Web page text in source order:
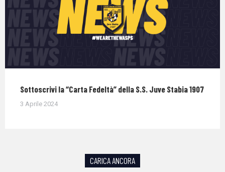
Sottoscrivi la “Carta Fedeltà” della S.S. Juve Stabia 1907
3 Aprile 2024
CARICA ANCORA